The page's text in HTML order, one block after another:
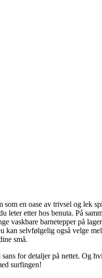
en oase av trivsel og lek
etter hos benuta. På
vaskbare barnetepper på
kan selvfølgelig også velge
små.
for detaljer på nettet. Og
surfingen!